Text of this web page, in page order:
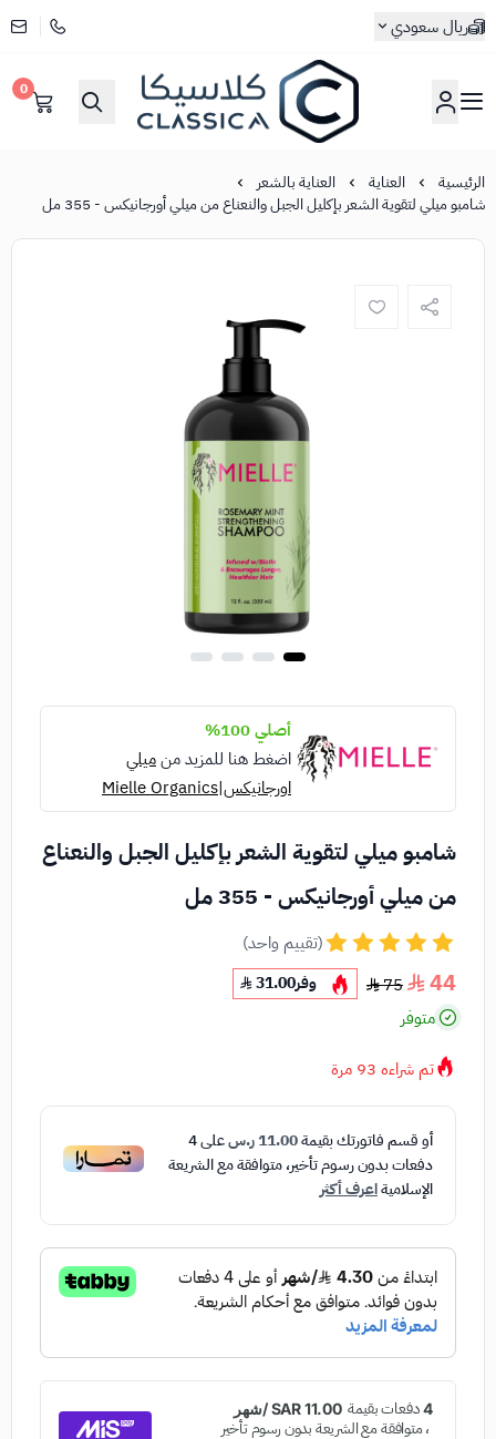
ريال سعودي
كلاسيكا
0
الرئيسية العناية
العناية بالشعر
شامبو ميلي لتقوية الشعر بإكليل الجبل والنعناع من ميلي أورجانيكس - 355 مل
أصلي 100%
اضغط هنا للمزيد منميلي
اورجانيكس|Mielle Organics
شامبو ميلي لتقوية الشعر بإكليل الجبل والنعناع
من ميلي أورجانيكس - 355 مل
(تقييم واحد)
44
75 وفر31.00
متوفر
تم شراءه 93 مرة
أو قسم فاتورتك بقيمة11.00 ر.س على4
دفعات بدون رسوم تأخير، متوافقة مع الشريعة
الإسلاميةاعرف أكثر